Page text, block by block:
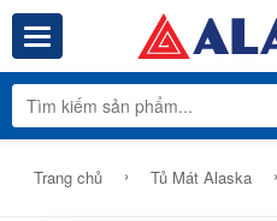
Toggle navigation
Trang chủ › Tủ Mát Alaska ›